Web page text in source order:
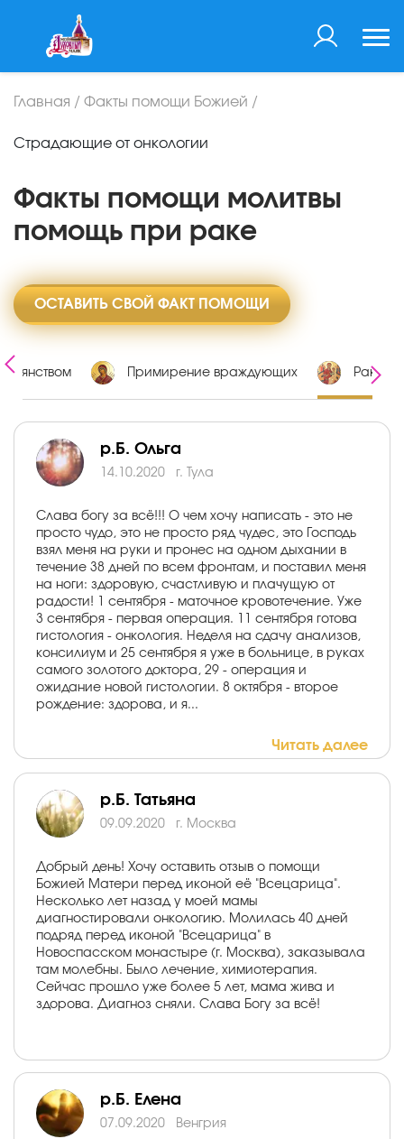
Главная / Факты помощи Божией /
Страдающие от онкологии
Факты помощи молитвы
помощь при раке
ОСТАВИТЬ СВОЙ ФАКТ ПОМОЩИ
Примирение враждующих Рак,
р.Б. Ольга
14.10.2020 г. Тула
Слава богу за всё!!! О чем хочу написать - это не
просто чудо, это не просто ряд чудес, это Господь
взял меня на руки и пронес на одном дыхании в
течение 38 дней по всем фронтам, и поставил меня
на ноги: здоровую, счастливую и плачущую от
радости! 1 сентября - маточное кровотечение. Уже
3 сентября - первая операция. 11 сентября готова
гистология - онкология. Неделя на сдачу анализов,
консилиум и 25 сентября я уже в больнице, в руках
самого золотого доктора, 29 - операция и
ожидание новой гистологии. 8 октября - второе
рождение: здорова, и я...
Читать далее
р.Б. Татьяна
09.09.2020 г. Москва
Добрый день! Хочу оставить отзыв о помощи
Божией Матери перед иконой её "Всецарица".
Несколько лет назад у моей мамы
диагностировали онкологию. Молилась 40 дней
подряд перед иконой "Всецарица" в
Новоспасском монастыре (г. Москва), заказывала
там молебны. Было лечение, химиотерапия.
Сейчас прошло уже более 5 лет, мама жива и
здорова. Диагноз сняли. Слава Богу за всё!
р.Б. Елена
07.09.2020 Венгрия